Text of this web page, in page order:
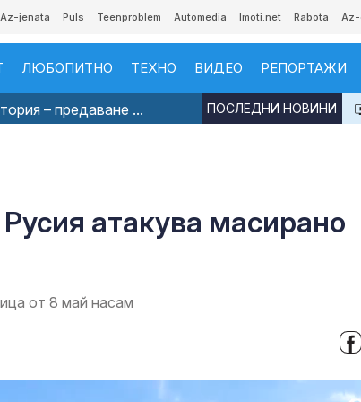
Az-jenata Puls Teenproblem Automedia Imoti.net Rabota
ЛЮБОПИТНО ТЕХНО ВИДЕО РЕПОРТАЖИ
– предаване ... ПОСЛЕДНИ НОВИНИ
атакува масирано
от 8 май насам